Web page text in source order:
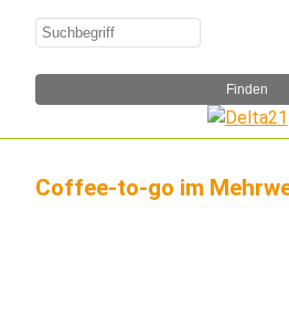
Coffee-to-go im